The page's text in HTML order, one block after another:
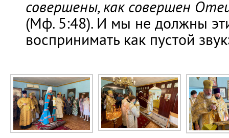
совершены, как совершен
(Мф. 5:48). И мы не должны
воспринимать как пустой